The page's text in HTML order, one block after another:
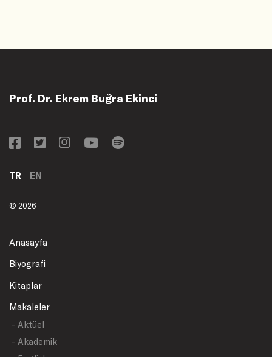
Prof. Dr. Ekrem Buğra Ekinci
TR EN
© 2026
Anasayfa
Biyografi
Kitaplar
Makaleler
- Aktüel
- Akademik